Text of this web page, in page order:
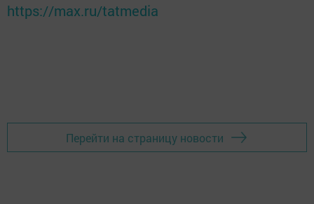
https://max.ru/tatmedia
Перейти на страницу новости